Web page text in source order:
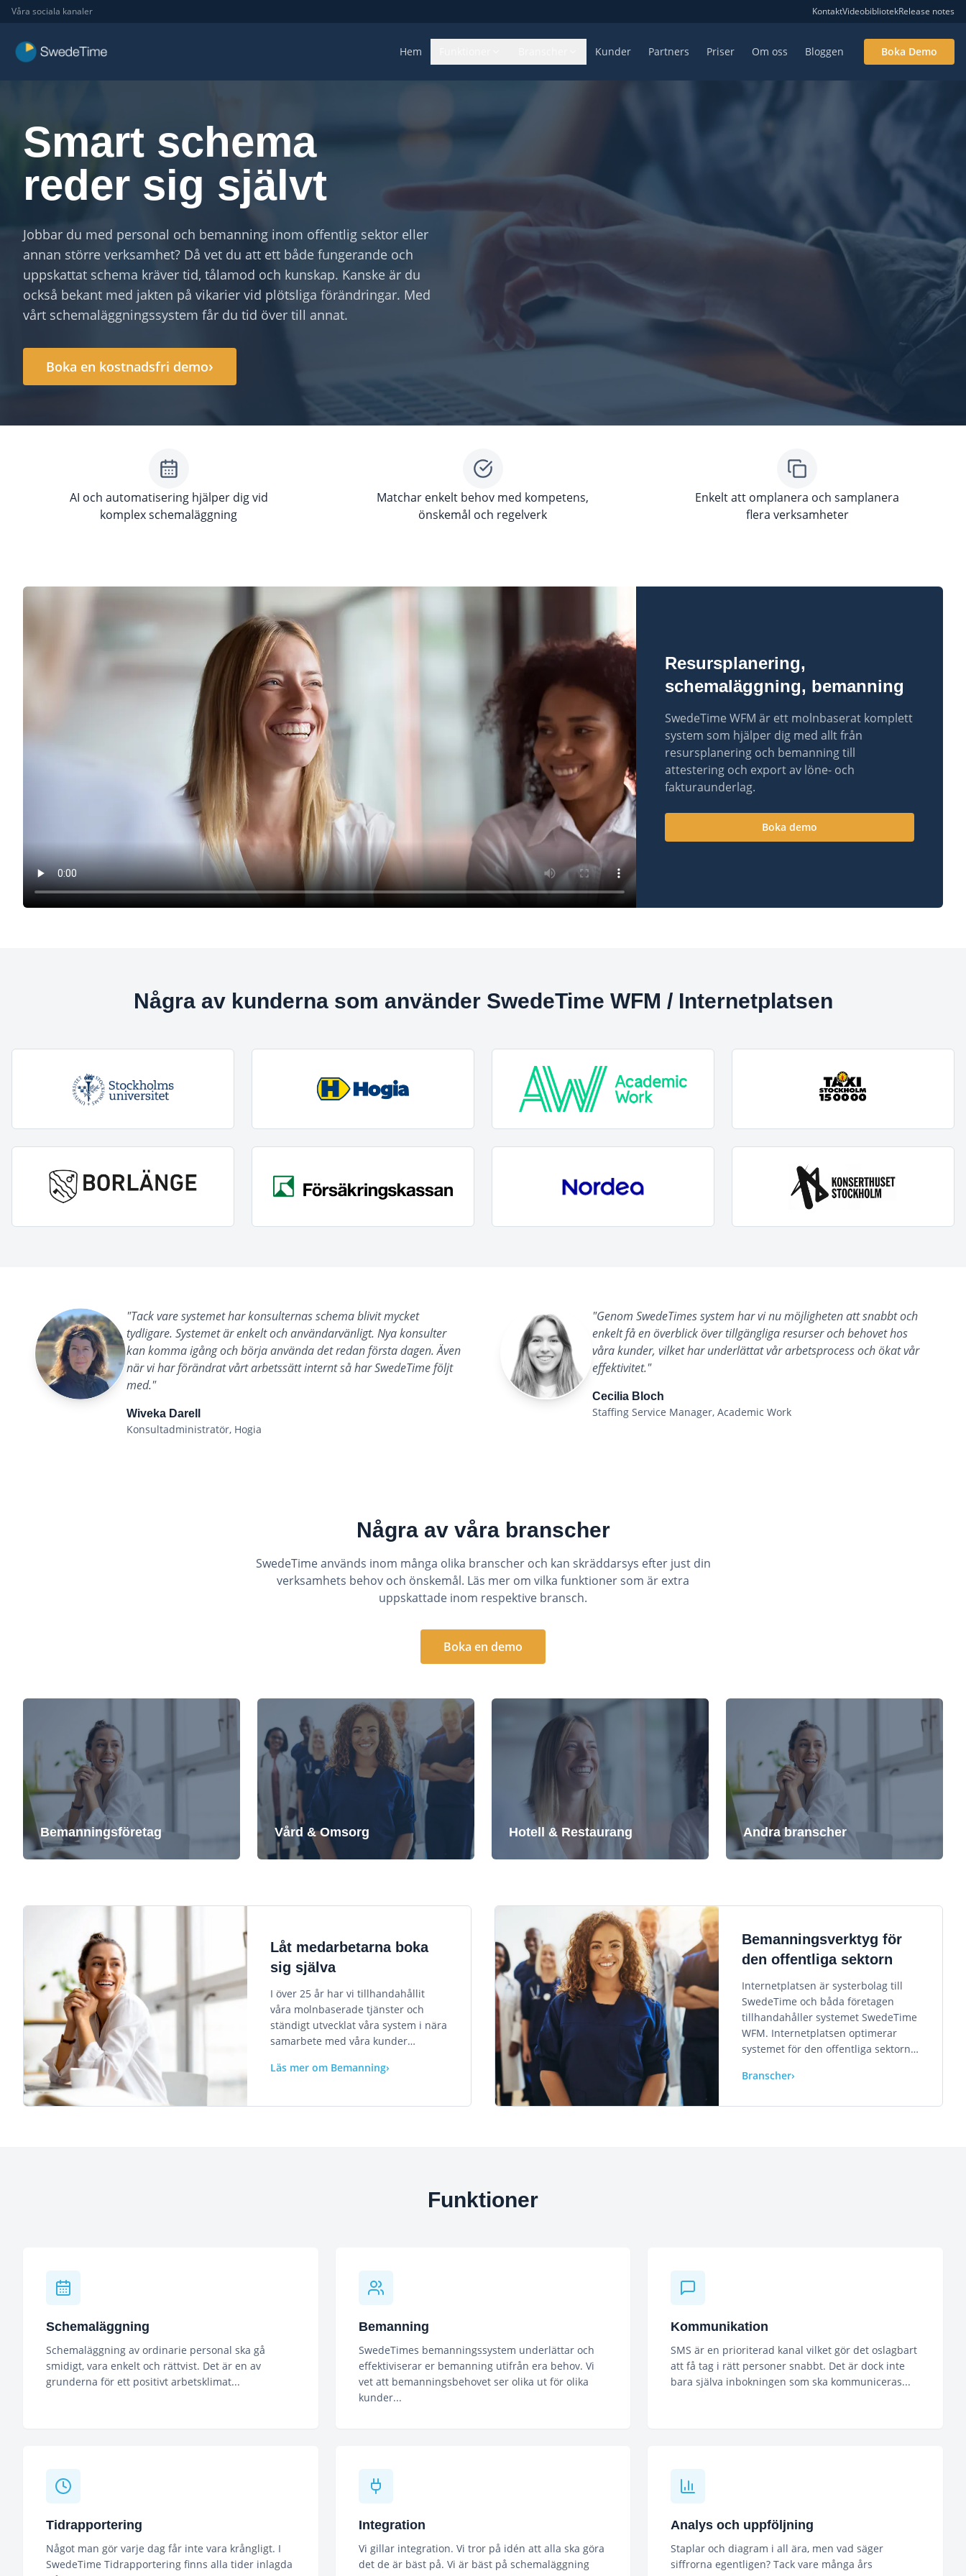
Våra sociala kanaler KontaktVideobibliotekRelease notes
Hem Kunder Partners Priser Om oss Bloggen Boka Demo
Smart schema
reder sig självt
Jobbar du med personal och bemanning inom offentlig sektor eller
annan större verksamhet? Då vet du att ett både fungerande och
uppskattat schema kräver tid, tålamod och kunskap. Kanske är du
också bekant med jakten på vikarier vid plötsliga förändringar. Med
vårt schemaläggningssystem får du tid över till annat.
Boka en kostnadsfri demo›
AI och automatisering hjälper dig vid
komplex schemaläggning
Matchar enkelt behov med kompetens,
önskemål och regelverk
Enkelt att omplanera och samplanera
flera verksamheter
Resursplanering,
schemaläggning, bemanning
SwedeTime WFM är ett molnbaserat komplett
system som hjälper dig med allt från
resursplanering och bemanning till
attestering och export av löne- och
fakturaunderlag.
Boka demo
Några av kunderna som använder SwedeTime WFM / Internetplatsen
"Tack vare systemet har konsulternas schema blivit mycket
tydligare. Systemet är enkelt och användarvänligt. Nya konsulter
kan komma igång och börja använda det redan första dagen. Även
när vi har förändrat vårt arbetssätt internt så har SwedeTime följt
med."
Wiveka Darell
Konsultadministratör, Hogia
"Genom SwedeTimes system har vi nu möjligheten att snabbt och
enkelt få en överblick över tillgängliga resurser och behovet hos
våra kunder, vilket har underlättat vår arbetsprocess och ökat vår
effektivitet."
Cecilia Bloch
Staffing Service Manager, Academic Work
Några av våra branscher
SwedeTime används inom många olika branscher och kan skräddarsys efter just din
verksamhets behov och önskemål. Läs mer om vilka funktioner som är extra
uppskattade inom respektive bransch.
Boka en demo
Bemanningsföretag Vård & Omsorg Hotell & Restaurang Andra branscher
Låt medarbetarna boka
sig själva
I över 25 år har vi tillhandahållit
våra molnbaserade tjänster och
ständigt utvecklat våra system i nära
samarbete med våra kunder…
Läs mer om Bemanning›
Bemanningsverktyg för
den offentliga sektorn
Internetplatsen är systerbolag till
SwedeTime och båda företagen
tillhandahåller systemet SwedeTime
WFM. Internetplatsen optimerar
systemet för den offentliga sektorn…
Branscher›
Funktioner
Schemaläggning
Schemaläggning av ordinarie personal ska gå
smidigt, vara enkelt och rättvist. Det är en av
grunderna för ett positivt arbetsklimat...
Bemanning
SwedeTimes bemanningssystem underlättar och
effektiviserar er bemanning utifrån era behov. Vi
vet att bemanningsbehovet ser olika ut för olika
kunder...
Kommunikation
SMS är en prioriterad kanal vilket gör det oslagbart
att få tag i rätt personer snabbt. Det är dock inte
bara själva inbokningen som ska kommuniceras...
Tidrapportering
Något man gör varje dag får inte vara krångligt. I
SwedeTime Tidrapportering finns alla tider inlagda
Integration
Vi gillar integration. Vi tror på idén att alla ska göra
det de är bäst på. Vi är bäst på schemaläggning
Analys och uppföljning
Staplar och diagram i all ära, men vad säger
siffrorna egentligen? Tack vare många års